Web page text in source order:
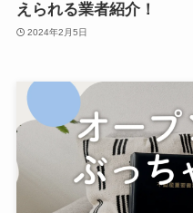
えられる業者紹介！
2024年2月5日